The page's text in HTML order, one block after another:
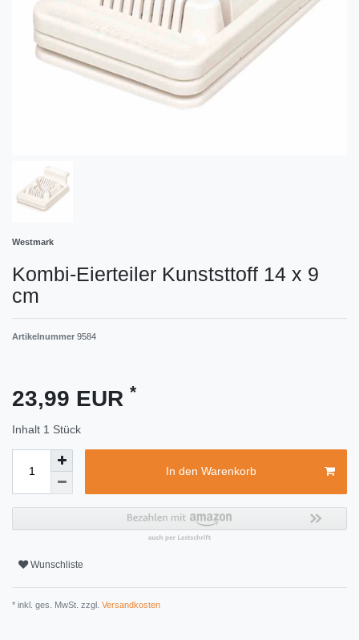
Westmark
Kombi-Eierteiler Kunststtoff 14 x 9
cm
Artikelnummer 9584
23,99 EUR *
Inhalt 1 Stück
In den Warenkorb
Wunschliste
* inkl. ges. MwSt. zzgl. Versandkosten